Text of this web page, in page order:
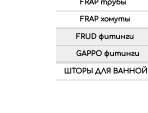
FRAP трубы
FRAP хомуты
FRUD фитинги
GAPPO фитинги
ШТОРЫ ДЛЯ ВАННОЙ